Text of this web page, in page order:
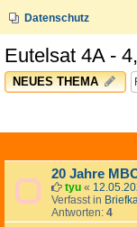
Datenschutz
Eutelsat 4A -
NEUES THEMA
20 Jahre
tyu «
Verfasst in
Antworten: 4